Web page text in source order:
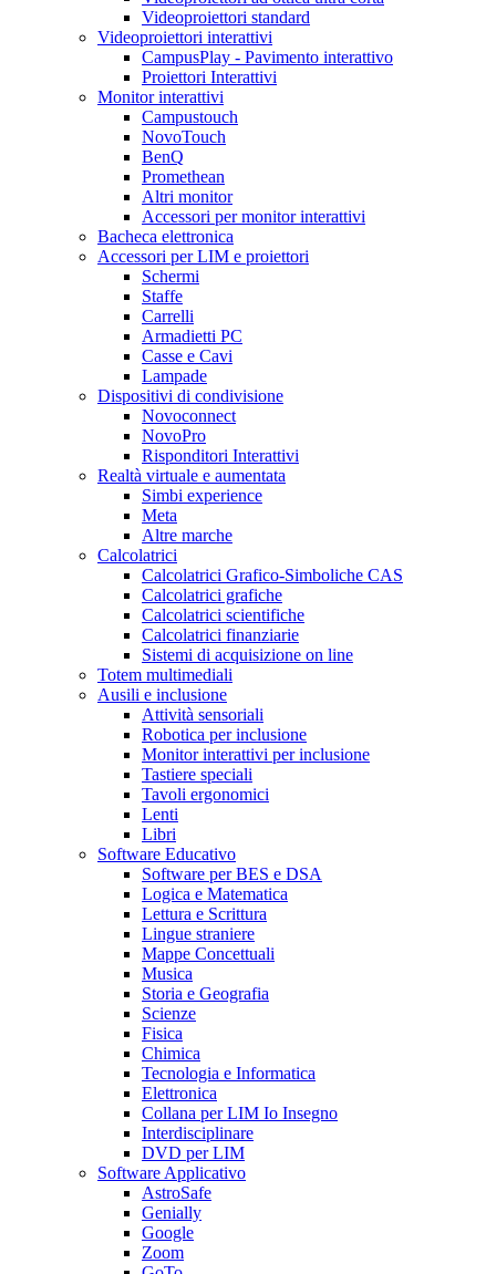
Videoproiettori standard
Videoproiettori interattivi
CampusPlay - Pavimento interattivo
Proiettori Interattivi
Monitor interattivi
Campustouch
NovoTouch
BenQ
Promethean
Altri monitor
Accessori per monitor interattivi
Bacheca elettronica
Accessori per LIM e proiettori
Schermi
Staffe
Carrelli
Armadietti PC
Casse e Cavi
Lampade
Dispositivi di condivisione
Novoconnect
NovoPro
Risponditori Interattivi
Realtà virtuale e aumentata
Simbi experience
Meta
Altre marche
Calcolatrici
Calcolatrici Grafico-Simboliche CAS
Calcolatrici grafiche
Calcolatrici scientifiche
Calcolatrici finanziarie
Sistemi di acquisizione on line
Totem multimediali
Ausili e inclusione
Attività sensoriali
Robotica per inclusione
Monitor interattivi per inclusione
Tastiere speciali
Tavoli ergonomici
Lenti
Libri
Software Educativo
Software per BES e DSA
Logica e Matematica
Lettura e Scrittura
Lingue straniere
Mappe Concettuali
Musica
Storia e Geografia
Scienze
Fisica
Chimica
Tecnologia e Informatica
Elettronica
Collana per LIM Io Insegno
Interdisciplinare
DVD per LIM
Software Applicativo
AstroSafe
Genially
Google
Zoom